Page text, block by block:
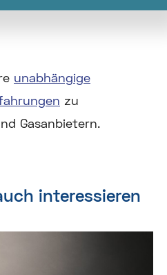
unabhängige
zu
Gasanbietern.
interessieren